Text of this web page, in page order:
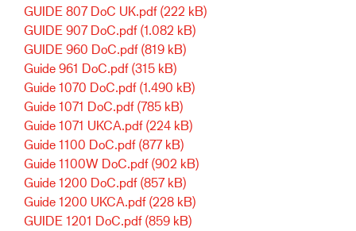
GUIDE 807 DoC UK.pdf (222 kB)
GUIDE 907 DoC.pdf (1.082 kB)
GUIDE 960 DoC.pdf (819 kB)
Guide 961 DoC.pdf (315 kB)
Guide 1070 DoC.pdf (1.490 kB)
Guide 1071 DoC.pdf (785 kB)
Guide 1071 UKCA.pdf (224 kB)
Guide 1100 DoC.pdf (877 kB)
Guide 1100W DoC.pdf (902 kB)
Guide 1200 DoC.pdf (857 kB)
Guide 1200 UKCA.pdf (228 kB)
GUIDE 1201 DoC.pdf (859 kB)